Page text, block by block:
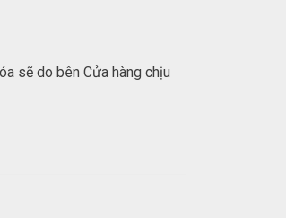
sẽ do bên Cửa hàng chịu